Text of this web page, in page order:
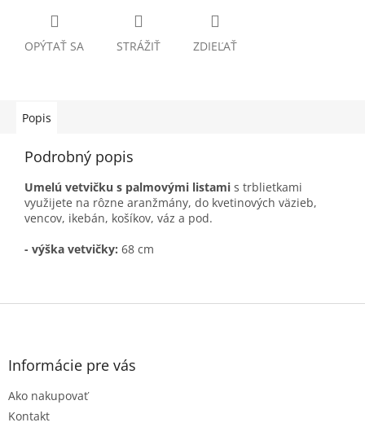
OPÝTAŤ SA STRÁŽIŤ ZDIEĽAŤ
Popis
Podrobný popis
Umelú vetvičku s palmovými listami s trblietkami
využijete na rôzne aranžmány, do kvetinových väzieb,
vencov, ikebán, košíkov, váz a pod.
- výška vetvičky: 68 cm
Z
Informácie pre vás
Ako nakupovať
Kontakt